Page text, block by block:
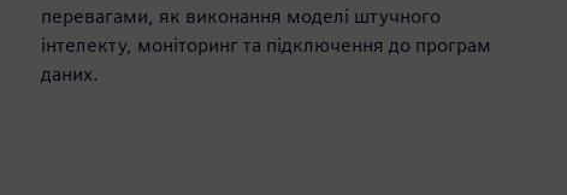
перевагами, як виконання моделі штучного
інтелекту, моніторинг та підключення до програм
даних.